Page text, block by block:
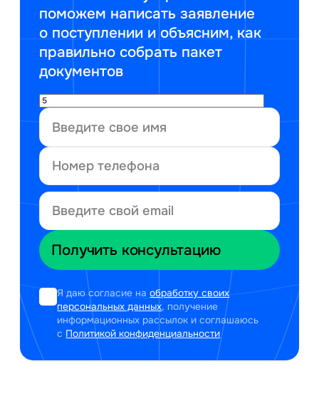
поможем написать заявление
о поступлении и объясним, как
правильно собрать пакет
документов
Я даю согласие наобработку своих
персональных данных, получение
информационных рассылок и соглашаюсь
с Политикой конфиденциальности